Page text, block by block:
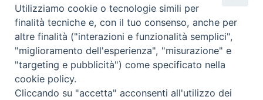
Complesso, Problematico
Tematica: Amore-Sentimenti, Carcere...
Utilizziamo cookie o tecnologie simili per
finalità tecniche e, con il tuo consenso, anche per
altre finalità ("interazioni e funzionalità semplici",
"miglioramento dell'esperienza", "misurazione" e
"targeting e pubblicità") come specificato nella
cookie policy.
Cliccando su "accetta" acconsenti all'utilizzo dei